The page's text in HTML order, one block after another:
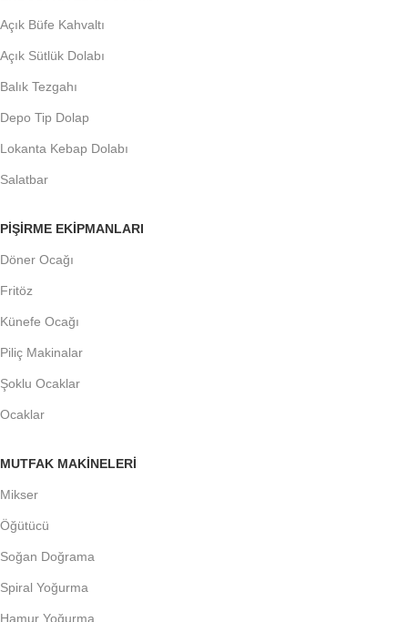
Açık Büfe Kahvaltı
Açık Sütlük Dolabı
Balık Tezgahı
Depo Tip Dolap
Lokanta Kebap Dolabı
Salatbar
PIŞIRME EKIPMANLARI
Döner Ocağı
Fritöz
Künefe Ocağı
Piliç Makinalar
Şoklu Ocaklar
Ocaklar
MUTFAK MAKINELERI
Mikser
Öğütücü
Soğan Doğrama
Spiral Yoğurma
Hamur Yoğurma